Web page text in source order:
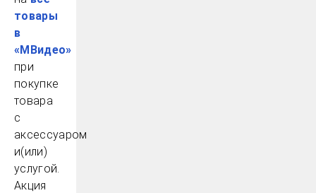
товары
в
«МВидео»
при
покупке
товара
с
аксессуаром
и(или)
услугой.
Акция